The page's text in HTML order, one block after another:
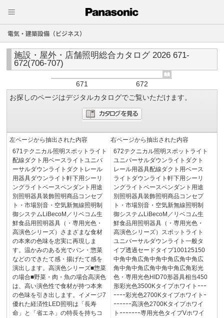
電気・建築設備（ビジネス）
施設・屋外・店舗照明総合カタログ 2026 671-
672(706-707)
671
672
お探しのページはデジタルカタログでご覧いただけます。
左ページから抽出された内容
671テクニカル照明スポットライト
配線ダクト用ベースライトユニバ
ーサルダウンライトダクトレール
用器具ダウンライト軒下用シーリ
ングライトベースペンダント用途
別照明器具装飾照明商品コンセプ
ト・市場別音・空気新無線照明制
御システムLiBecoM／リベコム生
鮮食品用照明器具（・専用光色・
高演色シリーズ）さまざまな食材
の本来の色味を忠実に再現しま
す。温かみのある光でパン・惣菜
などのできたて感・揚げたて感を
演出します。高演色シリーズ■惣菜
の場合■野菜・肉・魚の場合高演色
は、高い演色性で食材が持つ本来
の色味を引き出します。イメージ7
優れた経済性LED照明は「長寿
命」と「省エネ」の特長を持ちコ
右ページから抽出された内容
672テクニカル照明スポットライト
ユニバーサルダウンライトダクト
レール用器具配線ダクト用ベース
ライトダウンライト軒下用シーリ
ングライトベースペンダント用途
別照明器具装飾照明商品コンセプ
ト・市場別音・空気新無線照明制
御システムLiBecoM／リベコム生
鮮食品用照明器具（・専用光色・
高演色シリーズ）スポットライト
ユニバーサルダウンライト一般タ
イプ透過セードタイプ100125150
中角中角広角中角中角広角中角広
角中角中角広角中角中角広角彩光
色・専用光色HID70形器具相当450
形彩光色3500Kタイプホワイトｰｰｰ
ｰｰｰｰ彩光色2700Kタイプホワイトｰ
ｰｰｰｰｰｰ高演色2700Kタイプホワイ
トｰｰｰｰｰｰｰ専用光色タイプVホワイ